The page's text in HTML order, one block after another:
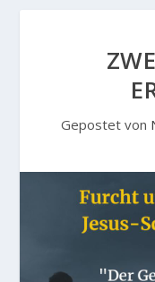
Gepostet von